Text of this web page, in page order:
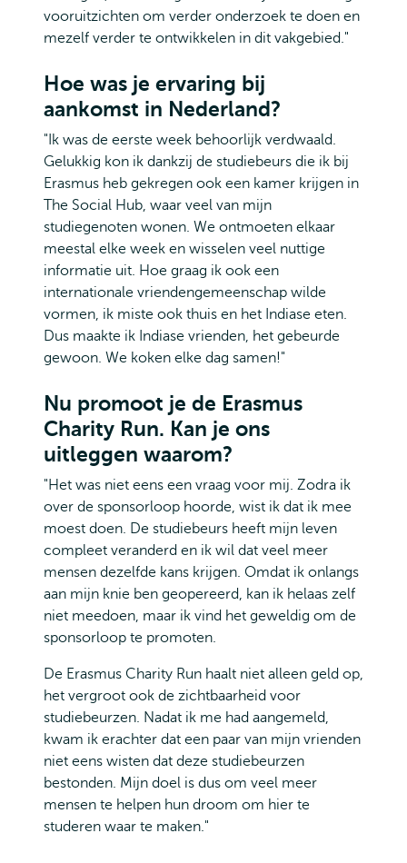
vooruitzichten om verder onderzoek te doen en
mezelf verder te ontwikkelen in dit vakgebied."
Hoe was je ervaring bij
aankomst in Nederland?
"Ik was de eerste week behoorlijk verdwaald.
Gelukkig kon ik dankzij de studiebeurs die ik bij
Erasmus heb gekregen ook een kamer krijgen in
The Social Hub, waar veel van mijn
studiegenoten wonen. We ontmoeten elkaar
meestal elke week en wisselen veel nuttige
informatie uit. Hoe graag ik ook een
internationale vriendengemeenschap wilde
vormen, ik miste ook thuis en het Indiase eten.
Dus maakte ik Indiase vrienden, het gebeurde
gewoon. We koken elke dag samen!"
Nu promoot je de Erasmus
Charity Run. Kan je ons
uitleggen waarom?
"Het was niet eens een vraag voor mij. Zodra ik
over de sponsorloop hoorde, wist ik dat ik mee
moest doen. De studiebeurs heeft mijn leven
compleet veranderd en ik wil dat veel meer
mensen dezelfde kans krijgen. Omdat ik onlangs
aan mijn knie ben geopereerd, kan ik helaas zelf
niet meedoen, maar ik vind het geweldig om de
sponsorloop te promoten.
De Erasmus Charity Run haalt niet alleen geld op,
het vergroot ook de zichtbaarheid voor
studiebeurzen. Nadat ik me had aangemeld,
kwam ik erachter dat een paar van mijn vrienden
niet eens wisten dat deze studiebeurzen
bestonden. Mijn doel is dus om veel meer
mensen te helpen hun droom om hier te
studeren waar te maken."